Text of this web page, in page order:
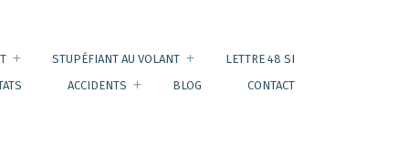
STUPÉFIANT AU VOLANT
LETTRE 48 SI
ACCIDENTS BLOG CONTACT